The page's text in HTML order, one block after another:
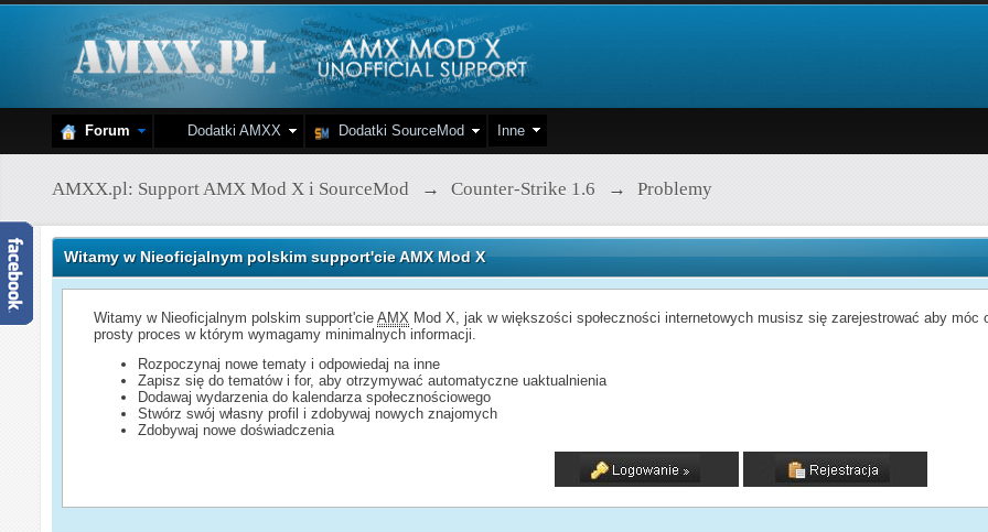
Forum Dodatki AMXX Dodatki SourceMod Inne
AMXX.pl: Support AMX Mod X i SourceMod → Counter-Strike 1.6 → Problemy
Witamy w Nieoficjalnym polskim support'cie AMX Mod X
Witamy w Nieoficjalnym polskim support'cieAMX Mod X, jak w większości społeczności internetowych musisz się zarejestrować aby
prosty proces w którym wymagamy minimalnych informacji.
Rozpoczynaj nowe tematy i odpowiedaj na inne
Zapisz się do tematów i for, aby otrzymywać automatyczne uaktualnienia
Dodawaj wydarzenia do kalendarza społecznościowego
Stwórz swój własny profil i zdobywaj nowych znajomych
Zdobywaj nowe doświadczenia